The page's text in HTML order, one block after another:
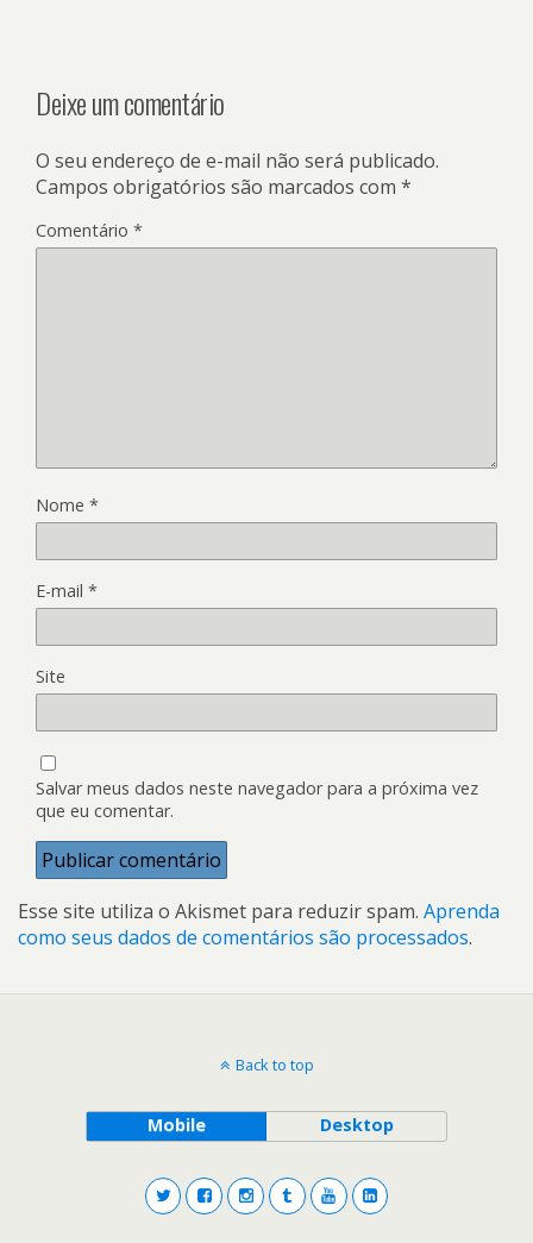
Deixe um comentário
O seu endereço de e-mail não será publicado.
Campos obrigatórios são marcados com *
Comentário *
Nome *
E-mail *
Site
Salvar meus dados neste navegador para a próxima vez
que eu comentar.
Esse site utiliza o Akismet para reduzir spam. Aprenda
como seus dados de comentários são processados.
Back to top
Mobile Desktop